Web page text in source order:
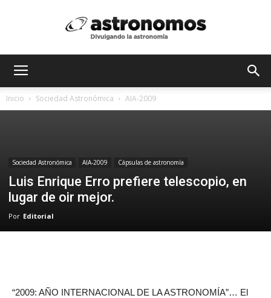
Inicio Sociedad Astronómica AIA-2009
Sociedad Astronómica AIA-2009 Cápsulas de astronomía
Luis Enrique Erro prefiere telescopio, en
lugar de oir mejor.
Por Editorial
“2009: AÑO INTERNACIONAL DE LA ASTRONOMÍA”… El